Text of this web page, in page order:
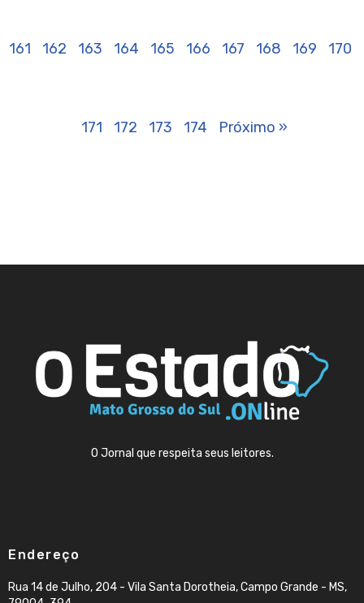
161 162 163 164 165 166 167 168 169 170
171 172 173 174 Próximo »
O Jornal que respeita seus leitores.
Endereço
Rua 14 de Julho, 204 - Vila Santa Dorotheia, Campo Grande - MS,